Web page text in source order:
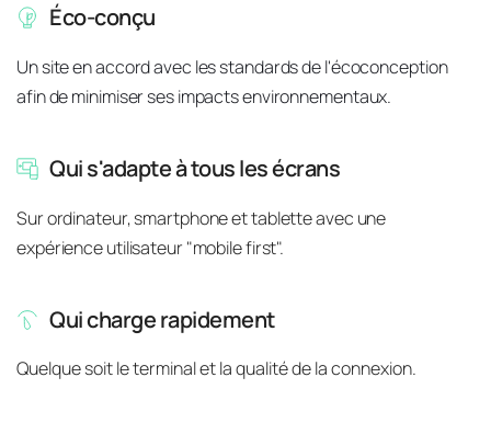
Éco-conçu
Un site en accord avec les standards de l'écoconception
afin de minimiser ses impacts environnementaux.
Qui s'adapte à tous les écrans
Sur ordinateur, smartphone et tablette avec une
expérience utilisateur "mobile first".
Qui charge rapidement
Quelque soit le terminal et la qualité de la connexion.